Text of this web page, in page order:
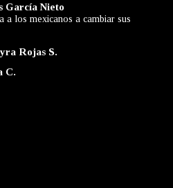
García Nieto
a los mexicanos a cambiar sus
Rojas S.
C.